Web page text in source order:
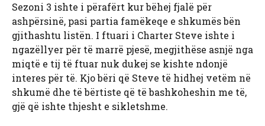
Sezoni 3 ishte i përafërt kur bëhej fjalë për
ashpërsinë, pasi partia famëkeqe e shkumës bën
gjithashtu listën. I ftuari i Charter Steve ishte i
ngazëllyer për të marrë pjesë, megjithëse asnjë nga
miqtë e tij të ftuar nuk dukej se kishte ndonjë
interes për të. Kjo bëri që Steve të hidhej vetëm në
shkumë dhe të bërtiste që të bashkoheshin me të,
gjë që ishte thjesht e sikletshme.